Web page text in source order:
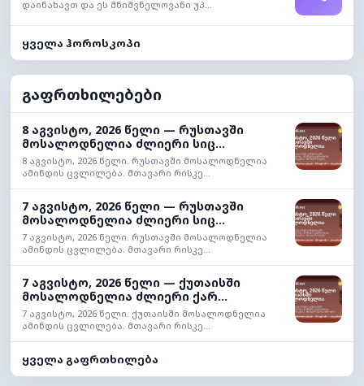
დაინახავთ და ეს მნიშვნელოვანი უპ...
ყველა ჰოროსკოპი
გაფრთხილებები
8 აგვისტო, 2026 წელი — რუსთავში
მოსალოდნელია ძლიერი სიც...
8 აგვისტო, 2026 წელი. რუსთავში მოსალოდნელია
ამინდის ცვლილება. მთავარი რისკე...
7 აგვისტო, 2026 წელი — რუსთავში
მოსალოდნელია ძლიერი სიც...
7 აგვისტო, 2026 წელი. რუსთავში მოსალოდნელია
ამინდის ცვლილება. მთავარი რისკე...
7 აგვისტო, 2026 წელი — ქუთაისში
მოსალოდნელია ძლიერი ქარ...
7 აგვისტო, 2026 წელი. ქუთაისში მოსალოდნელია
ამინდის ცვლილება. მთავარი რისკე...
ყველა გაფრთხილება